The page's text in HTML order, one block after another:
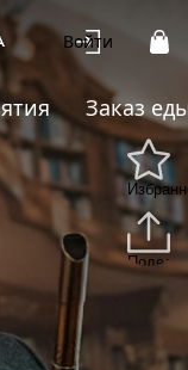
Войти
Заказ